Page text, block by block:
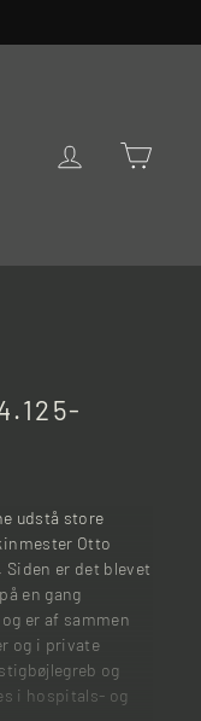
LOG IND
udstå store
Otto
er det blevet
en gang
er af sammen
og i private
og
i hospitals- og